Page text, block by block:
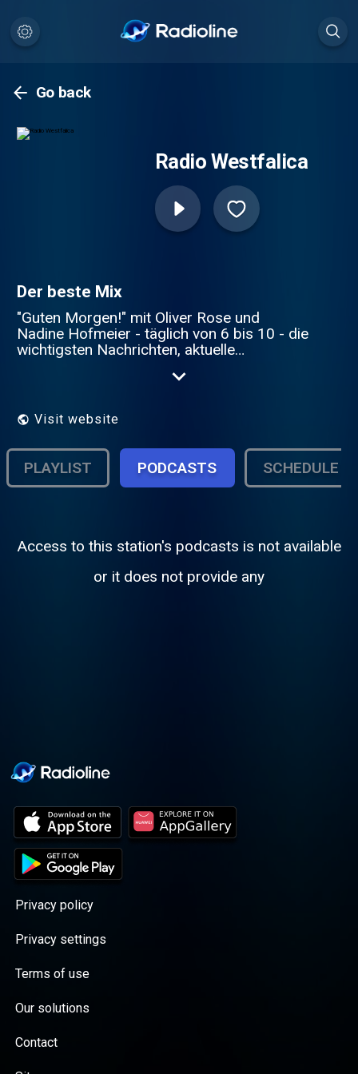
Go back
Radio Westfalica
Der beste Mix
"Guten Morgen!" mit Oliver Rose und
Nadine Hofmeier - täglich von 6 bis 10 - die
wichtigsten Nachrichten, aktuelle
den ganzen Tag: immer der beste Mix aus
Visit website
PLAYLIST PODCASTS SCHEDULE
Access to this station's podcasts is not available
or it does not provide any
Privacy policy
Privacy settings
Terms of use
Our solutions
Contact